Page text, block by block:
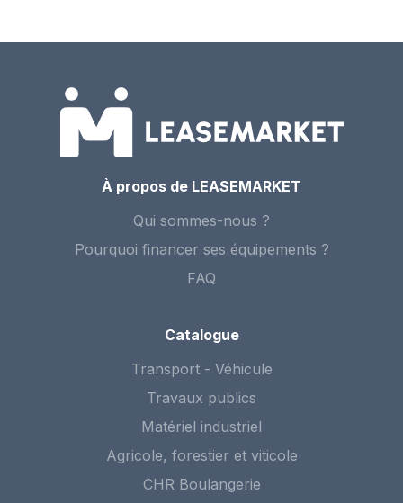
À propos de LEASEMARKET
Qui sommes-nous ?
Pourquoi financer ses équipements ?
FAQ
Catalogue
Transport - Véhicule
Travaux publics
Matériel industriel
Agricole, forestier et viticole
CHR Boulangerie